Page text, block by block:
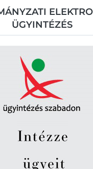
ÜGYINTÉZÉS